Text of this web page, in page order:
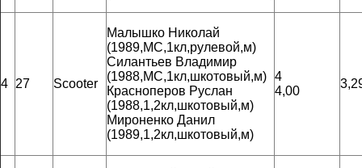
4 27 Scooter
Малышко Николай
(1989,МС,1кл,рулевой,м)
Силантьев Владимир
(1988,МС,1кл,шкотовый,м)
Красноперов Руслан
(1988,1,2кл,шкотовый,м)
Мироненко Данил
(1989,1,2кл,шкотовый,м)
4
4,00